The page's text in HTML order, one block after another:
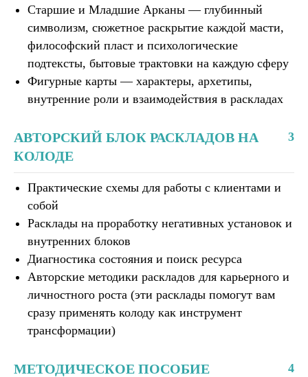
Старшие и Младшие Арканы — глубинный
символизм, сюжетное раскрытие каждой масти,
философский пласт и психологические
подтексты, бытовые трактовки на каждую сферу
Фигурные карты — характеры, архетипы,
внутренние роли и взаимодействия в раскладах
АВТОРСКИЙ БЛОК РАСКЛАДОВ НА
КОЛОДЕ
3
Практические схемы для работы с клиентами и
собой
Расклады на проработку негативных установок и
внутренних блоков
Диагностика состояния и поиск ресурса
Авторские методики раскладов для карьерного и
личностного роста (эти расклады помогут вам
сразу применять колоду как инструмент
трансформации)
МЕТОДИЧЕСКОЕ ПОСОБИЕ 4